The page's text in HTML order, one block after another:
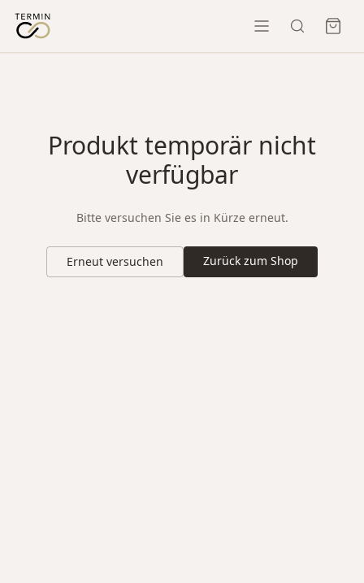
Produkt temporär nicht
verfügbar
Bitte versuchen Sie es in Kürze erneut.
Erneut versuchen Zurück zum Shop